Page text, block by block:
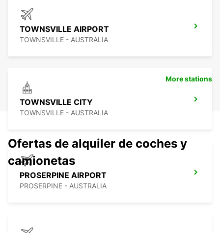
TOWNSVILLE AIRPORT
TOWNSVILLE - AUSTRALIA
TOWNSVILLE CITY
TOWNSVILLE - AUSTRALIA
PROSERPINE AIRPORT
PROSERPINE - AUSTRALIA
More stations
Ofertas de alquiler de coches y
camionetas